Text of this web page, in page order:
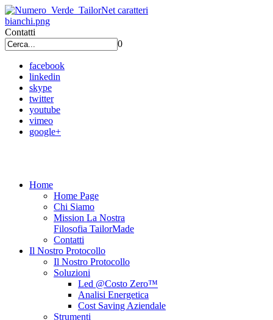
Contatti
0
facebook
linkedin
skype
twitter
youtube
vimeo
google+
Home
Home Page
Chi Siamo
Mission La Nostra
Filosofia TailorMade
Contatti
Il Nostro Protocollo
Il Nostro Protocollo
Soluzioni
Led @Costo Zero™
Analisi Energetica
Cost Saving Aziendale
Strumenti